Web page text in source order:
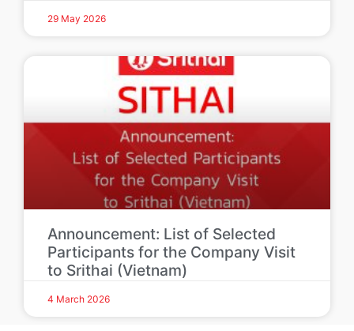
29 May 2026
Announcement: List of Selected
Participants for the Company Visit
to Srithai (Vietnam)
4 March 2026